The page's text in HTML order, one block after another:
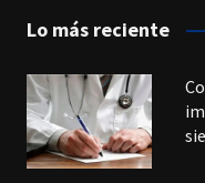
Lo más reciente